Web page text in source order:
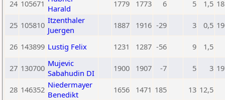
24 105671 Harald
1779 1773 6 5 1,5
25 105810 Itzenthaler
Juergen
1887 1916 -29 3 0,5
26 143899 Lustig Felix 1231 1287 -56 9 1,5
27 130700 Mujevic
Sabahudin DI
1900 1907 -7 5 3
28 146352 Niedermayer
Benedikt
1656 1471 185 13 12,5